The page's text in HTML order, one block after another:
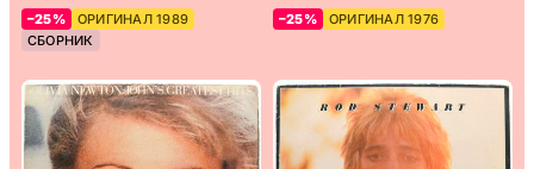
–25%
ОРИГИНАЛ 1989
СБОРНИК
–25% ОРИГИНАЛ 1976